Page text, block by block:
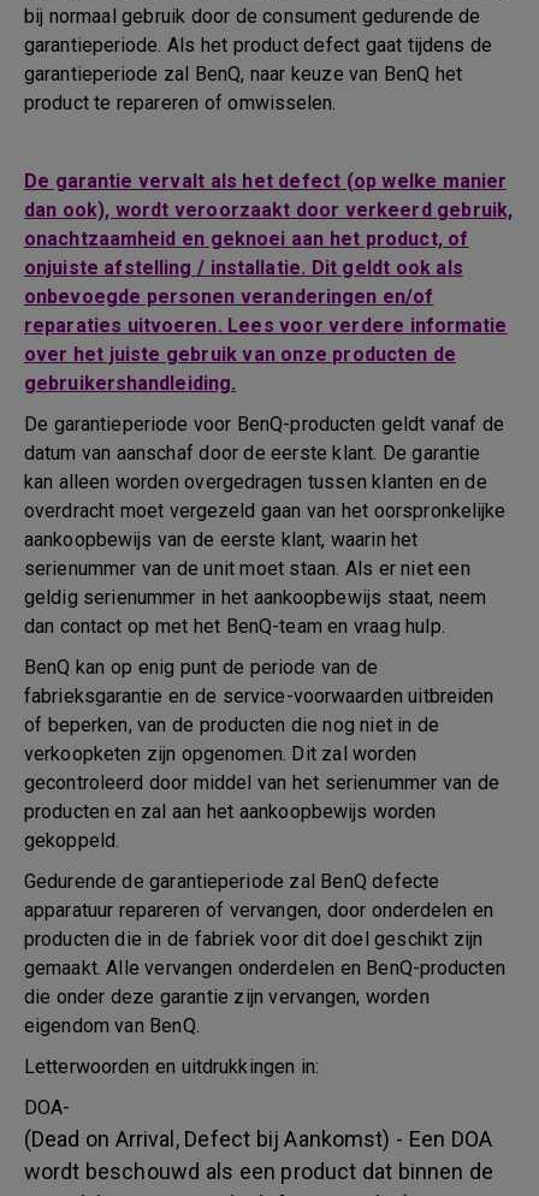
bij normaal gebruik door de consument gedurende de
garantieperiode. Als het product defect gaat tijdens de
garantieperiode zal BenQ, naar keuze van BenQ het
product te repareren of omwisselen.
De garantie vervalt als het defect (op welke manier
dan ook), wordt veroorzaakt door verkeerd gebruik,
onachtzaamheid en geknoei aan het product, of
onjuiste afstelling / installatie. Dit geldt ook als
onbevoegde personen veranderingen en/of
reparaties uitvoeren. Lees voor verdere informatie
over het juiste gebruik van onze producten de
gebruikershandleiding.
De garantieperiode voor BenQ-producten geldt vanaf de
datum van aanschaf door de eerste klant. De garantie
kan alleen worden overgedragen tussen klanten en de
overdracht moet vergezeld gaan van het oorspronkelijke
aankoopbewijs van de eerste klant, waarin het
serienummer van de unit moet staan. Als er niet een
geldig serienummer in het aankoopbewijs staat, neem
dan contact op met het BenQ-team en vraag hulp.
BenQ kan op enig punt de periode van de
fabrieksgarantie en de service-voorwaarden uitbreiden
of beperken, van de producten die nog niet in de
verkoopketen zijn opgenomen. Dit zal worden
gecontroleerd door middel van het serienummer van de
producten en zal aan het aankoopbewijs worden
gekoppeld.
Gedurende de garantieperiode zal BenQ defecte
apparatuur repareren of vervangen, door onderdelen en
producten die in de fabriek voor dit doel geschikt zijn
gemaakt. Alle vervangen onderdelen en BenQ-producten
die onder deze garantie zijn vervangen, worden
eigendom van BenQ.
Letterwoorden en uitdrukkingen in:
DOA-
(Dead on Arrival, Defect bij Aankomst) - Een DOA
wordt beschouwd als een product dat binnen de